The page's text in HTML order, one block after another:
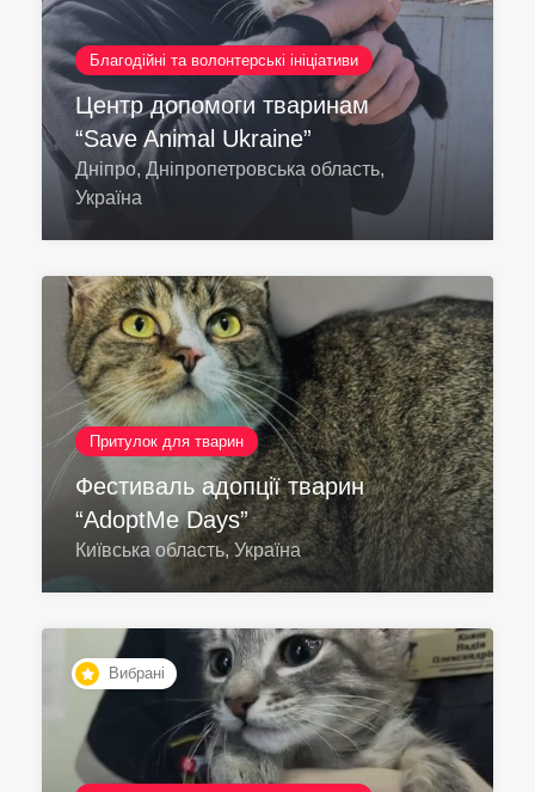
Благодійні та волонтерські ініціативи
Центр допомоги тваринам
“Save Animal Ukraine”
Дніпро, Дніпропетровська область,
Україна
Притулок для тварин
Фестиваль адопції тварин
“AdoptMe Days”
Київська область, Україна
Вибрані